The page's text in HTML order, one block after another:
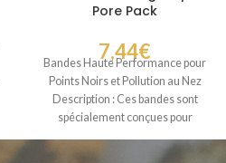
Pore Pack
7,44€
Bandes Haute Performance pour
Points Noirs et Pollution au Nez
Description : Ces bandes sont
spécialement conçues pour